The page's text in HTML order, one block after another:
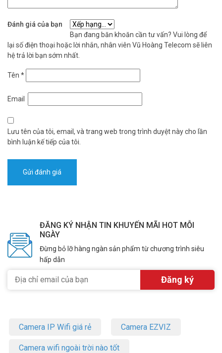
Đánh giá của bạn
Bạn đang băn khoăn cần tư vấn? Vui lòng để
lại số điện thoại hoặc lời nhắn, nhân viên Vũ Hoàng Telecom sẽ liên
hệ trả lời bạn sớm nhất.
Tên *
Email
Lưu tên của tôi, email, và trang web trong trình duyệt này cho lần
bình luận kế tiếp của tôi.
ĐĂNG KÝ NHẬN TIN KHUYẾN MÃI HOT MỖI
NGÀY
Đừng bỏ lỡ hàng ngàn sản phẩm từ chương trình siêu
hấp dẫn
Camera IP Wifi giá rẻ Camera EZVIZ
Camera wifi ngoài trời nào tốt